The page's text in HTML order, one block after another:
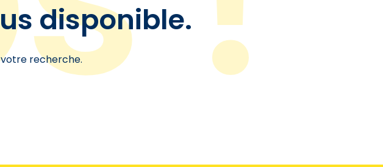
disponible.
recherche.